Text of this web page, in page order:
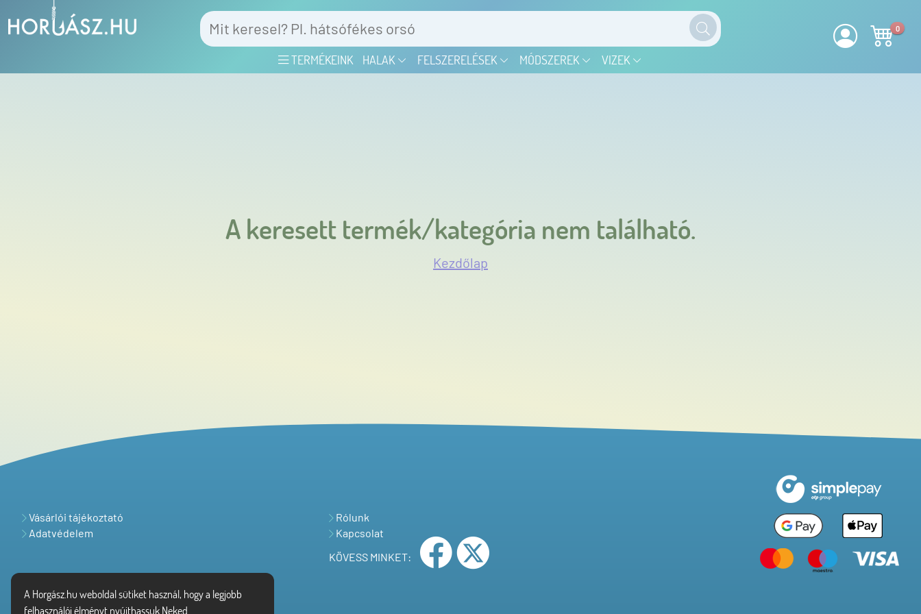
A Horgász.hu weboldal sütiket használ, hogy a legjobb
felhasználói élményt nyújthassuk Neked.
TERMÉKEINK HALAK FELSZERELÉSEK MÓDSZEREK VIZEK
0
A keresett termék/kategória nem található.
Kezdőlap
Vásárlói tájékoztató
Adatvédelem
Rólunk
Kapcsolat
KÖVESS MINKET: